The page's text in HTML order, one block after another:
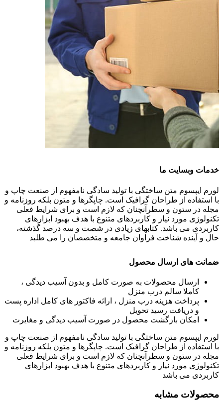
خدمات وبسایت ما
لورم ایپسوم متن ساختگی با تولید سادگی نامفهوم از صنعت چاپ و
با استفاده از طراحان گرافیک است. چاپگرها و متون بلکه روزنامه و
مجله در ستون و سطرآنچنان که لازم است و برای شرایط فعلی
تکنولوژی مورد نیاز و کاربردهای متنوع با هدف بهبود ابزارهای
کاربردی می باشد. کتابهای زیادی در شصت و سه درصد گذشته،
حال و آینده شناخت فراوان جامعه و متخصصان را می طلبد
ضمانت های ارسال محصول
ارسال محصولات به صورت کامل و بدون آسیب دیدگی ،
کاملا سالم درب منزل
پرداخت هزینه درب منزل ، ارائه فاکتور های کامل اداره پست
و دریافت رسید تحویل
امکان بازگشت محصول در صورت آسیب دیدگی و مغایرت
لورم ایپسوم متن ساختگی با تولید سادگی نامفهوم از صنعت چاپ و
با استفاده از طراحان گرافیک است. چاپگرها و متون بلکه روزنامه و
مجله در ستون و سطرآنچنان که لازم است و برای شرایط فعلی
تکنولوژی مورد نیاز و کاربردهای متنوع با هدف بهبود ابزارهای
کاربردی می باشد
محصولات مشابه